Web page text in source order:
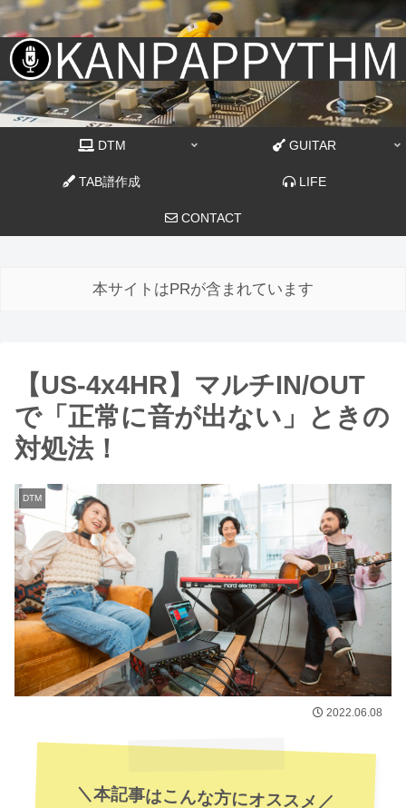
DTM GUITAR
TAB譜作成 LIFE
CONTACT
本サイトはPRが含まれています
【US-4x4HR】マルチIN/OUT
で「正常に音が出ない」ときの
対処法！
DTM
2022.06.08
＼本記事はこんな方にオススメ／